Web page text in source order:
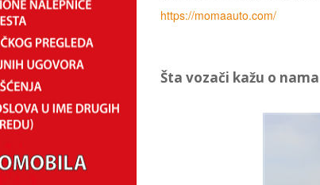
https://momaauto.com/
Šta vozači kažu o nama